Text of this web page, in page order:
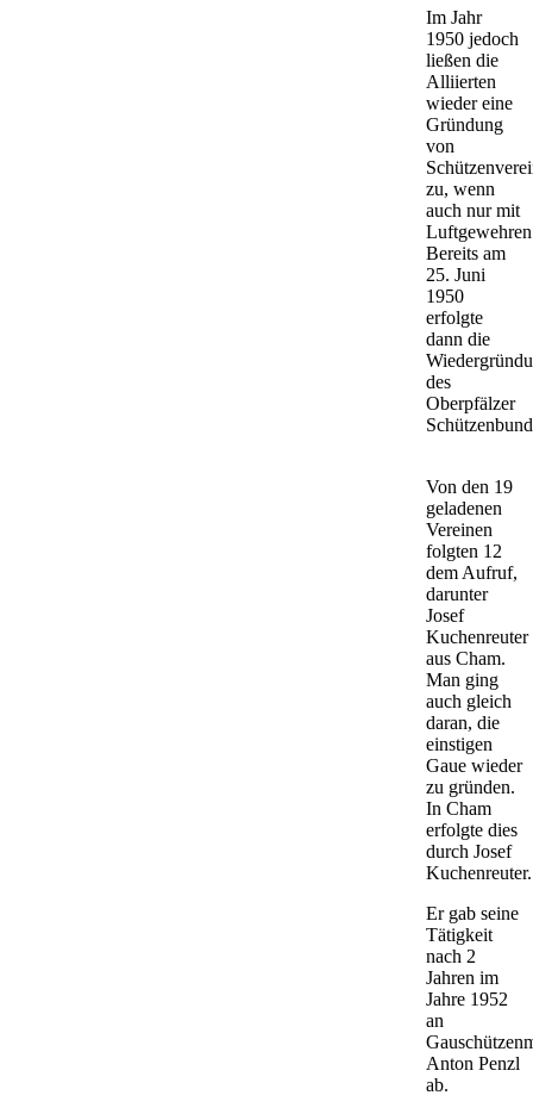
Im Jahr
1950 jedoch
ließen die
Alliierten
wieder eine
Gründung
von
zu, wenn
auch nur mit
Bereits am
25. Juni
1950
erfolgte
dann die
des
Oberpfälzer
Von den 19
geladenen
Vereinen
folgten 12
dem Aufruf,
darunter
Josef
Kuchenreuter
aus Cham.
Man ging
auch gleich
daran, die
einstigen
Gaue wieder
zu gründen.
In Cham
erfolgte dies
durch Josef
Kuchenreuter.
Er gab seine
Tätigkeit
nach 2
Jahren im
Jahre 1952
an
Anton Penzl
ab.